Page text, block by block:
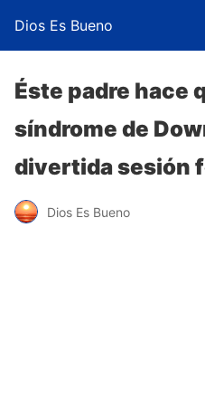
Dios Es Bueno
Éste padre hace
síndrome de
divertida sesión
Dios Es Bueno